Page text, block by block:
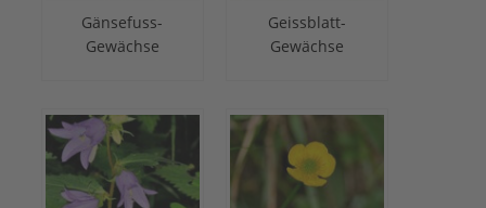
Gänsefuss-
Gewächse
Geissblatt-
Gewächse